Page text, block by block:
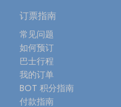
订票指南
常见问题
如何预订
巴士行程
我的订单
BOT 积分指南
付款指南